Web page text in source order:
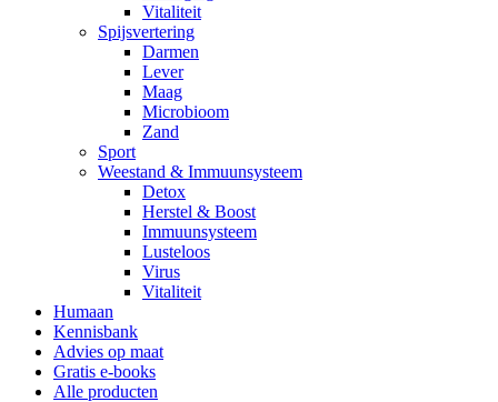
Vitaliteit
Spijsvertering
Darmen
Lever
Maag
Microbioom
Zand
Sport
Weestand & Immuunsysteem
Detox
Herstel & Boost
Immuunsysteem
Lusteloos
Virus
Vitaliteit
Humaan
Kennisbank
Advies op maat
Gratis e-books
Alle producten